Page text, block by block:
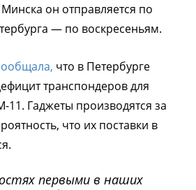
он отправляется по
— по воскресеньям.
что в Петербурге
транспондеров для
Гаджеты производятся за
что их поставки в
первыми в наших